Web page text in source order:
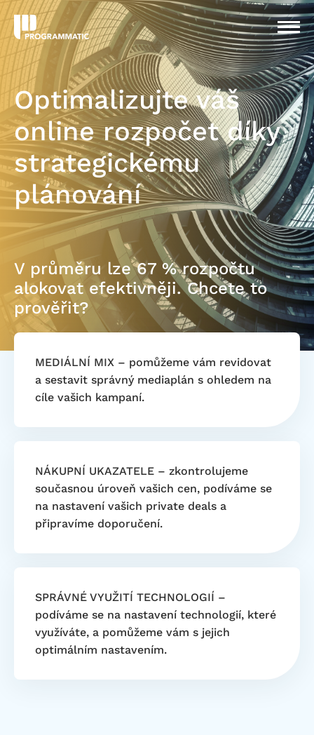
Optimalizujte váš
online rozpočet díky
strategickému
plánování
V průměru lze 67 % rozpočtu
alokovat efektivněji. Chcete to
prověřit?
MEDIÁLNÍ MIX – pomůžeme vám revidovat
a sestavit správný mediaplán s ohledem na
cíle vašich kampaní.
NÁKUPNÍ UKAZATELE – zkontrolujeme
současnou úroveň vašich cen, podíváme se
na nastavení vašich private deals a
připravíme doporučení.
SPRÁVNÉ VYUŽITÍ TECHNOLOGIÍ –
podíváme se na nastavení technologií, které
využíváte, a pomůžeme vám s jejich
optimálním nastavením.